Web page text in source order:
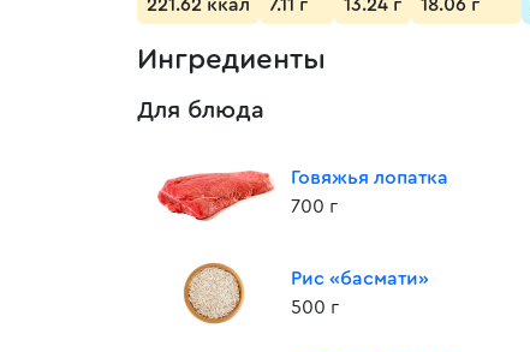
221.62 ккал
7.11 г
13.24 г
18.06 г
Ингредиенты
Для блюда
Говяжья лопатка
700 г
Рис «басмати»
500 г